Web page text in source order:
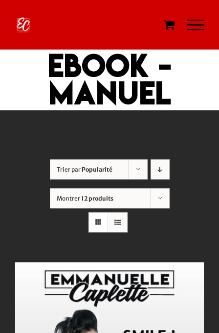
contenu
eBook -
Manuel
Trier par Popularité
Montrer12 produits